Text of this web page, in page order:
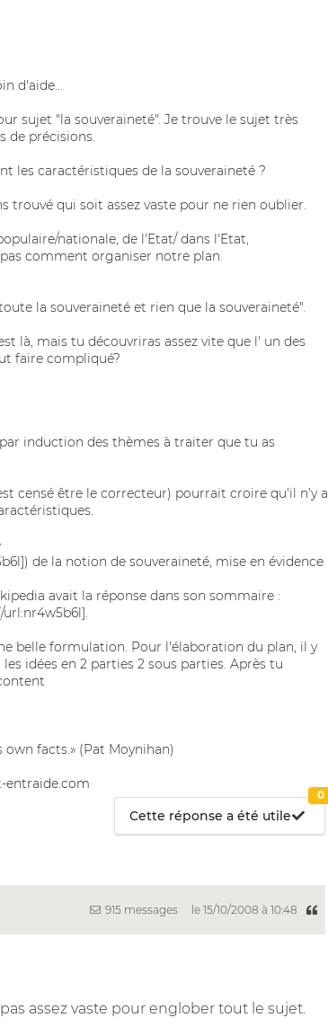
d'aide...
sujet "la souveraineté". Je trouve le sujet très
de précisions.
les caractéristiques de la souveraineté ?
trouvé qui soit assez vaste pour ne rien oublier.
nationale, de l'Etat/ dans l'Etat,
comment organiser notre plan.
la souveraineté et rien que la souveraineté".
là, mais tu découvriras assez vite que l' un des
faire compliqué?
induction des thèmes à traiter que tu as
censé être le correcteur) pourrait croire qu'il n'y a
de la notion de souveraineté, mise en évidence
avait la réponse dans son sommaire :
belle formulation. Pour l'élaboration du plan, il y
idées en 2 parties 2 sous parties. Après tu
facts.» (Pat Moynihan)
entraide.com
Cette réponse a été utile
0
915 messages le 15/10/2008 à 10:48
assez vaste pour englober tout le sujet.